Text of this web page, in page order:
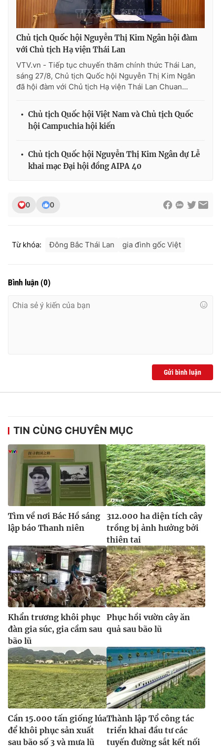
THỜI BÁO VTV
Cơ quan chủ quản:Đài Truyền hình Việt Nam
Giấy phép hoạt động báo in và báo điện tử số 483/GP-BTTTT
cấp ngày 29/12/2023
Email: toasoan@vtv.vn
® Cấm sao chép dưới mọi hình thức nếu không có sự chấp
Chủ tịch Quốc hội Nguyễn Thị Kim Ngân hội đàm
với Chủ tịch Hạ viện Thái Lan
VTV.vn - Tiếp tục chuyến thăm chính thức Thái Lan,
sáng 27/8, Chủ tịch Quốc hội Nguyễn Thị Kim Ngân
đã hội đàm với Chủ tịch Hạ viện Thái Lan Chuan...
Chủ tịch Quốc hội Việt Nam và Chủ tịch Quốc
hội Campuchia hội kiến
Chủ tịch Quốc hội Nguyễn Thị Kim Ngân dự Lễ
khai mạc Đại hội đồng AIPA 40
0 0
Từ khóa: Đông Bắc Thái Lan gia đình gốc Việt
Bình luận (0)
Gửi bình luận
TIN CÙNG CHUYÊN MỤC
Tìm về nơi Bác Hồ sáng
lập báo Thanh niên
312.000 ha diện tích cây
trồng bị ảnh hưởng bởi
thiên tai
Khẩn trương khôi phục
đàn gia súc, gia cầm sau
bão lũ
Phục hồi vườn cây ăn
quả sau bão lũ
Cần 15.000 tấn giống lúa
để khôi phục sản xuất
sau bão số 3 và mưa lũ
Thành lập Tổ công tác
triển khai đầu tư các
tuyến đường sắt kết nối